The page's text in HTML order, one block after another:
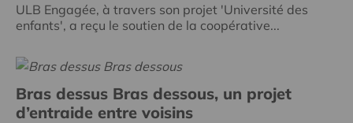
ULB Engagée, à travers son projet 'Université des
enfants', a reçu le soutien de la coopérative...
Bras dessus Bras dessous, un projet
d’entraide entre voisins